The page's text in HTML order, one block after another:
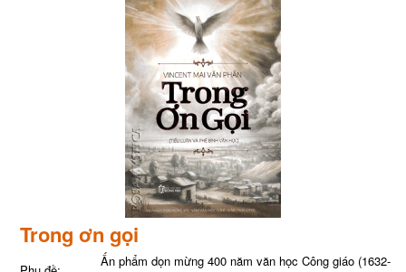
Trong ơn gọi
Ấn phẩm dọn mừng 400 năm văn học Công giáo (1632-